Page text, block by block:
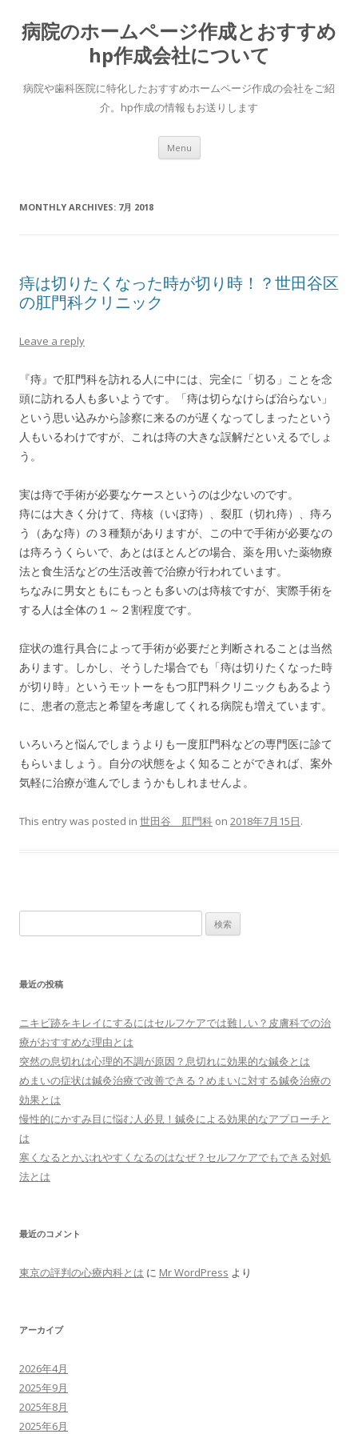
病院のホームページ作成とおすすめ
hp作成会社について
病院や歯科医院に特化したおすすめホームページ作成の会社をご紹
介。hp作成の情報もお送りします
Menu Skip to content
MONTHLY ARCHIVES: 7月 2018
痔は切りたくなった時が切り時！？世田谷区
の肛門科クリニック
Leave a reply
『痔』で肛門科を訪れる人に中には、完全に「切る」ことを念
頭に訪れる人も多いようです。「痔は切らなけらば治らない」
という思い込みから診察に来るのが遅くなってしまったという
人もいるわけですが、これは痔の大きな誤解だといえるでしょ
う。
実は痔で手術が必要なケースというのは少ないのです。
痔には大きく分けて、痔核（いぼ痔）、裂肛（切れ痔）、痔ろ
う（あな痔）の３種類がありますが、この中で手術が必要なの
は痔ろうくらいで、あとはほとんどの場合、薬を用いた薬物療
法と食生活などの生活改善で治療が行われています。
ちなみに男女ともにもっとも多いのは痔核ですが、実際手術を
する人は全体の１～２割程度です。
症状の進行具合によって手術が必要だと判断されることは当然
あります。しかし、そうした場合でも「痔は切りたくなった時
が切り時」というモットーをもつ肛門科クリニックもあるよう
に、患者の意志と希望を考慮してくれる病院も増えています。
いろいろと悩んでしまうよりも一度肛門科などの専門医に診て
もらいましょう。自分の状態をよく知ることができれば、案外
気軽に治療が進んでしまうかもしれませんよ。
This entry was posted in 世田谷 肛門科 on 2018年7月15日.
最近の投稿
ニキビ跡をキレイにするにはセルフケアでは難しい？皮膚科での治
療がおすすめな理由とは
突然の息切れは心理的不調が原因？息切れに効果的な鍼灸とは
めまいの症状は鍼灸治療で改善できる？めまいに対する鍼灸治療の
効果とは
慢性的にかすみ目に悩む人必見！鍼灸による効果的なアプローチと
は
寒くなるとかぶれやすくなるのはなぜ？セルフケアでもできる対処
法とは
最近のコメント
東京の評判の心療内科とは に Mr WordPress より
アーカイブ
2026年4月
2025年9月
2025年8月
2025年6月